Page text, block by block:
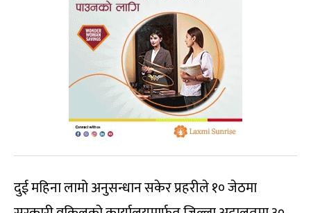
दुई महिना लामो अनुसन्धान सकेर प्रहरीले १० जेठमा